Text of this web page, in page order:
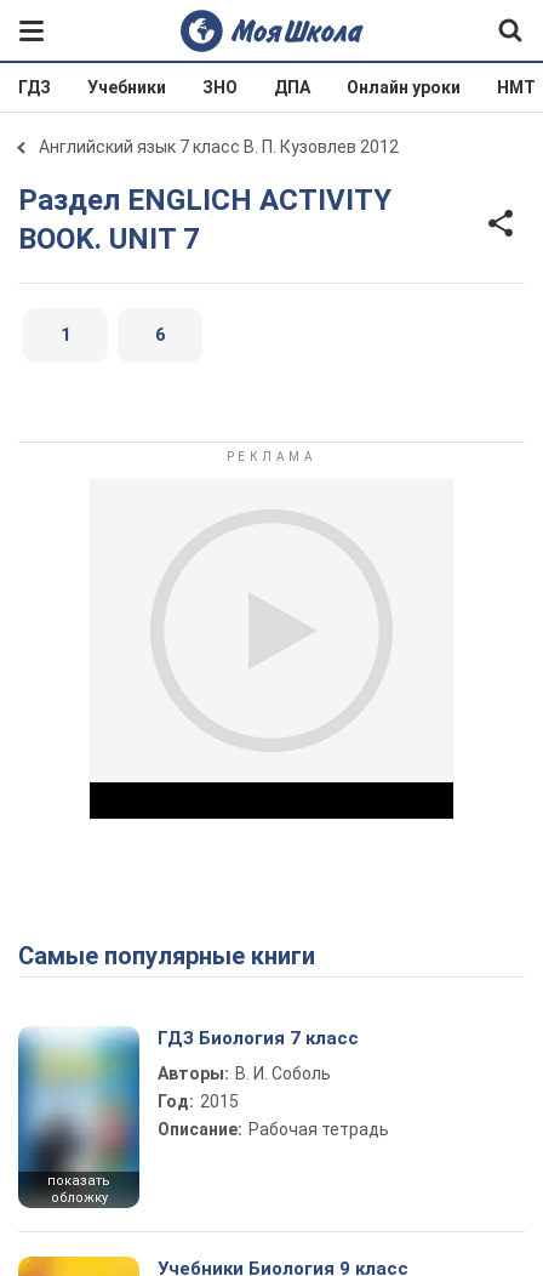
ГДЗ Учебники ЗНО ДПА Онлайн уроки НМТ
Английский язык 7 класс В. П. Кузовлев 2012
Раздел ENGLICH ACTIVITY
BOOK. UNIT 7
1 6
Play Video
Самые популярные книги
показать
обложку
ГДЗ Биология 7 класс
Авторы: В. И. Соболь
Год: 2015
Описание: Рабочая тетрадь
Учебники Биология 9 класс